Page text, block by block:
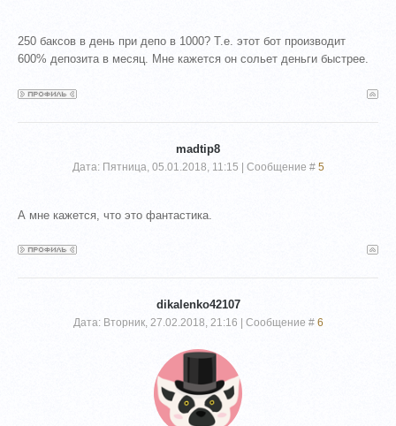
250 баксов в день при депо в 1000? Т.е. этот бот производит
600% депозита в месяц. Мне кажется он сольет деньги быстрее.
madtip8
Дата: Пятница, 05.01.2018, 11:15 | Сообщение # 5
А мне кажется, что это фантастика.
dikalenko42107
Дата: Вторник, 27.02.2018, 21:16 | Сообщение # 6